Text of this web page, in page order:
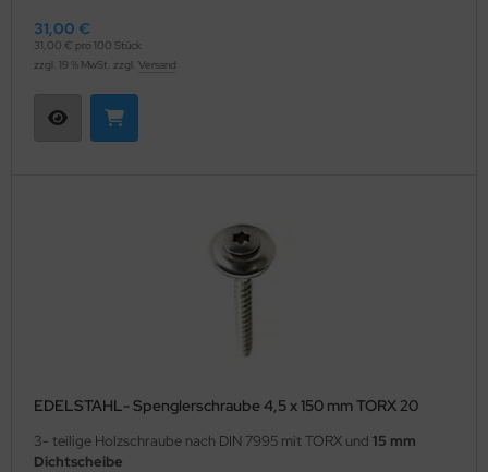
31,00 €
31,00 € pro 100 Stück
zzgl. 19 % MwSt. zzgl. Versand
EDELSTAHL- Spenglerschraube 4,5 x 150 mm TORX 20
3- teilige Holzschraube nach DIN 7995 mit TORX und 15 mm
Dichtscheibe